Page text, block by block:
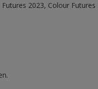
2023, Colour